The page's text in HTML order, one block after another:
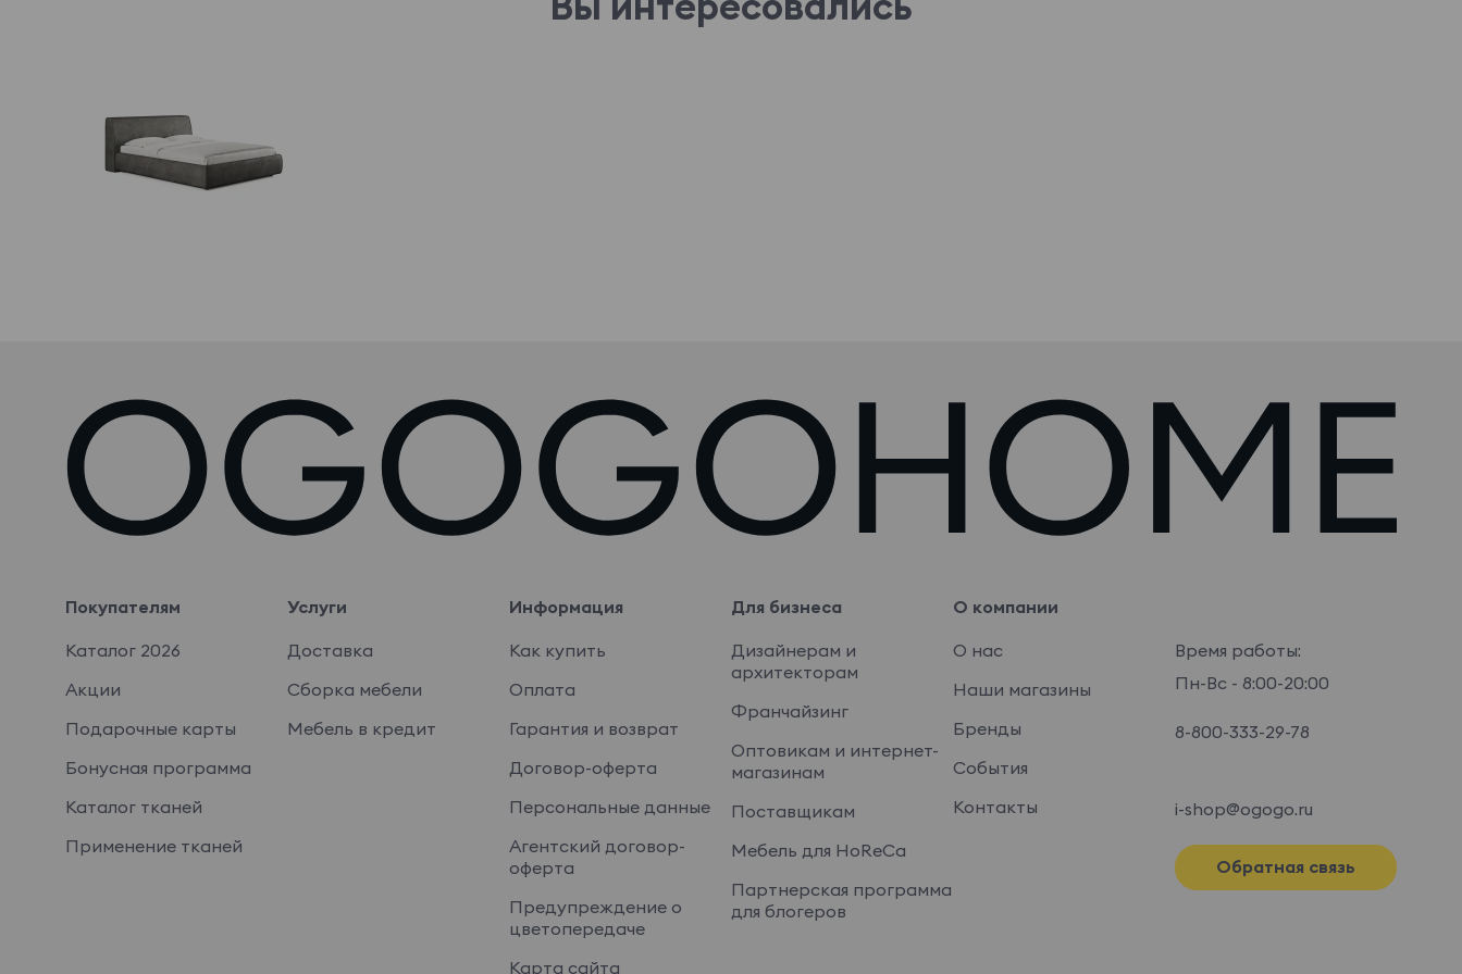
Покупателям
Каталог 2026
Акции
Подарочные карты
Бонусная программа
Каталог тканей
Применение тканей
Услуги
Доставка
Сборка мебели
Мебель в кредит
Информация
Как купить
Оплата
Гарантия и возврат
Договор-оферта
Персональные данные
Агентский договор-
оферта
Предупреждение о
цветопередаче
Карта сайта
Для бизнеса
Дизайнерам и
архитекторам
Франчайзинг
Оптовикам и интернет-
магазинам
Поставщикам
Мебель для HoReCa
Партнерская программа
для блогеров
О компании
О нас
Наши магазины
Бренды
События
Контакты
Время работы:
Пн-Вс - 8:00-20:00
8-800-333-29-78
i-shop@ogogo.ru
Обратная связь